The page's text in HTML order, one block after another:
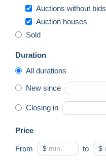
Auctions without bids
Auction houses
Sold
Duration
All durations
New since
Closing in
Price
From $ to $